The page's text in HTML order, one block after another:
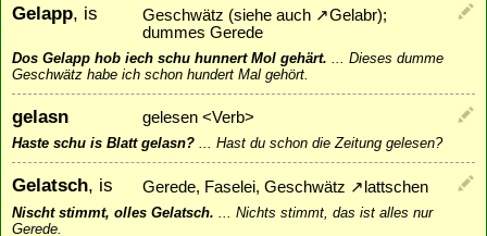
Gelapp, is Geschwätz (siehe auch ↗Gelabr);
dummes Gerede
Dos Gelapp hob iech schu hunnert Mol gehärt.
Dieses dumme
Geschwätz habe ich schon hundert Mal gehört.
gelasn gelesen <Verb>
Haste schu is Blatt gelasn? Hast du schon die Zeitung gelesen?
Gelatsch, is Gerede, Faselei, Geschwätz ↗ lattschen
Nischt stimmt, olles Gelatsch.
Nichts stimmt, das ist alles nur
Gerede.